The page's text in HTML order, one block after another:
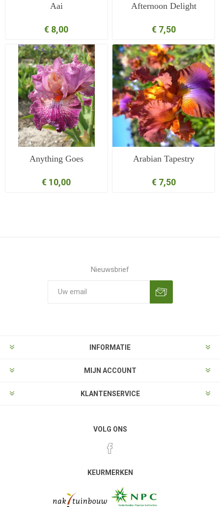
Aai
€ 8,00
Afternoon Delight
€ 7,50
Anything Goes
€ 10,00
Arabian Tapestry
€ 7,50
Nieuwsbrief
INFORMATIE
MIJN ACCOUNT
KLANTENSERVICE
VOLG ONS
KEURMERKEN